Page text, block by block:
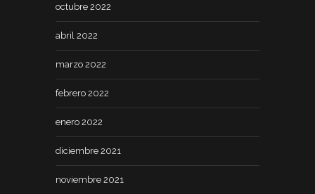
octubre 2022
abril 2022
marzo 2022
febrero 2022
enero 2022
diciembre 2021
noviembre 2021